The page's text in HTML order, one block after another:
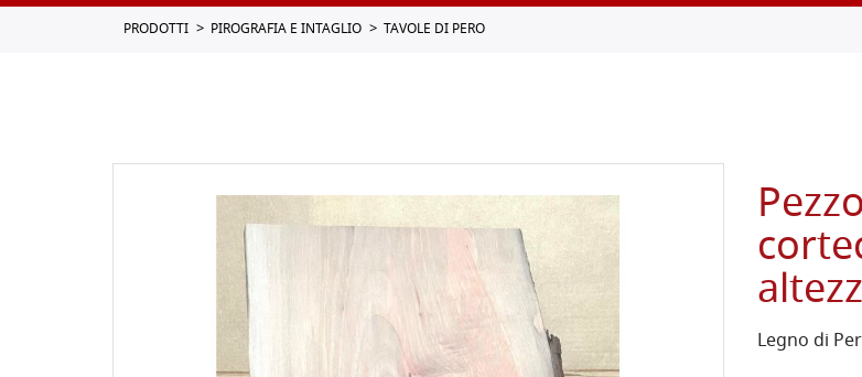
PRODOTTI PIROGRAFIA E INTAGLIO TAVOLE DI PERO
Legno di